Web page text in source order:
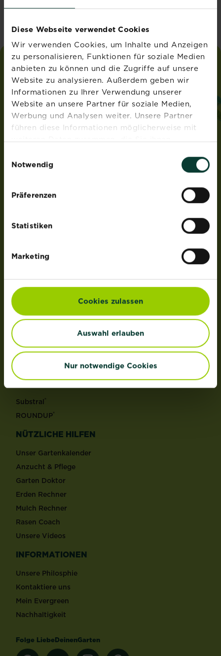
Diese Webseite verwendet Cookies
Wir verwenden Cookies, um Inhalte und Anzeigen
zu personalisieren, Funktionen für soziale Medien
anbieten zu können und die Zugriffe auf unsere
Website zu analysieren. Außerdem geben wir
Informationen zu Ihrer Verwendung unserer
Website an unsere Partner für soziale Medien,
Werbung und Analysen weiter. Unsere Partner
führen diese Informationen möglicherweise mit
weiteren Daten zusammen, die Sie ihnen
Nutzung der Dienste gesammelt haben.
Notwendig
Präferenzen
Statistiken
Marketing
Cookies zulassen
Auswahl erlauben
Nur notwendige Cookies
liebedeinengarten
von Substral®
ADRESSE
Evergreen Garden Care Österreich GmbH
Franz-Brötzner-Straße 11-13
ROUNDUP® und Osmocote® sind eingetragene Marken
Weedex®, Tomcat®, Magisches Rasen-Pflaster®,
EasyGreen®, EvenGreen® und HandyGreen® sind Marken
der Lizenz von OMS Investments, Inc.
Dünger
Pflanzenschutz
Grundstoffe
Schädlinge
Reinigungsmittel
MARKEN
Substral®
ROUNDUP®
NÜTZLICHE HILFEN
Unser Gartenkalender
Anzucht & Pflege
Garten Doktor
Erden Rechner
Mulch Rechner
Rasen Coach
Unsere Videos
INFORMATIONEN
Unsere Philosphie
Kontaktiere uns
Mein Evergreen
Nachhaltigkeit
Folge LiebeDeinenGarten